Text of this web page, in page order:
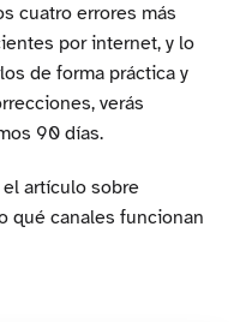
cuatro errores más
por internet, y lo
de forma práctica y
verás
90 días.
artículo sobre
qué canales funcionan